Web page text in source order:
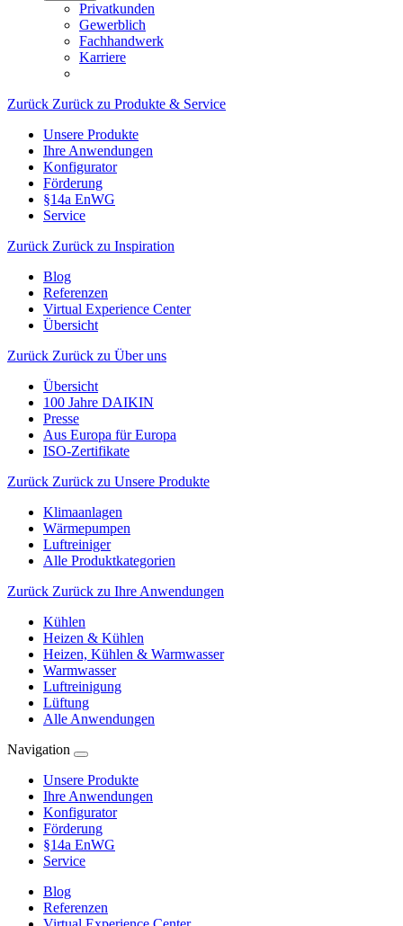
Privatkunden
Gewerblich
Fachhandwerk
Karriere
Zurück Zurück zu Produkte & Service
Unsere Produkte
Ihre Anwendungen
Konfigurator
Förderung
§14a EnWG
Service
Zurück Zurück zu Inspiration
Blog
Referenzen
Virtual Experience Center
Übersicht
Zurück Zurück zu Über uns
Übersicht
100 Jahre DAIKIN
Presse
Aus Europa für Europa
ISO-Zertifikate
Zurück Zurück zu Unsere Produkte
Klimaanlagen
Wärmepumpen
Luftreiniger
Alle Produktkategorien
Zurück Zurück zu Ihre Anwendungen
Kühlen
Heizen & Kühlen
Heizen, Kühlen & Warmwasser
Warmwasser
Luftreinigung
Lüftung
Alle Anwendungen
Navigation
Unsere Produkte
Ihre Anwendungen
Konfigurator
Förderung
§14a EnWG
Service
Blog
Referenzen